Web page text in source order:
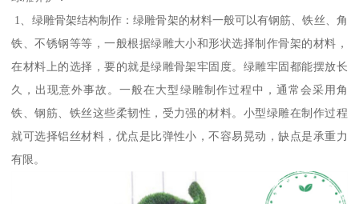
1、绿雕骨架结构制作：绿雕骨架的材料一般可以有钢筋、铁丝、角
铁、不锈钢等等，一般根据绿雕大小和形状选择制作骨架的材料，
在材料上的选择，要的就是绿雕骨架牢固度。绿雕牢固都能摆放长
久，出现意外事故。一般在大型绿雕制作过程中，通常会采用角
铁、钢筋、铁丝这些柔韧性，受力强的材料。小型绿雕在制作过程
就可选择铝丝材料，优点是比弹性小，不容易晃动，缺点是承重力
有限。